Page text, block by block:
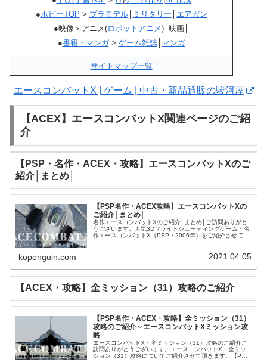
●ホビーTOP > プラモデル│ ミリタリー
エアガン
●映像＞アニメ(ロボットアニメ)│映画│
●書籍・マンガ> ゲーム雑誌│ マンガ
サイトマップ一覧
エースコンバットX | ゲーム | 中古・新品通販の駿河屋
【ACEX】エースコンバットX関連ページのご紹
介
【PSP・名作・ACEX・攻略】エースコンバットXのご
紹介│まとめ│
【PSP名作・ACEX攻略】エースコンバットXの
ご紹介│まとめ│
名作エースコンバットXのご紹介│まとめ│ご訪問ありがと
うございます。人気3Dフライトシューティングゲーム・名
作エースコンバットX（PSP・2006年）をご紹介させて頂
kopenguin.com 2021.04.05
【ACEX・攻略】全ミッション（31）攻略のご紹介
【PSP名作・ACEX・攻略】全ミッション（31）
攻略のご紹介～エースコンバットXミッション攻
略
エースコンバットX・全ミッション（31）攻略のご紹介ご
訪問ありがとうございます。エースコンバットX・全ミッ
ション（31）攻略についてご紹介させて頂きます。【PSP